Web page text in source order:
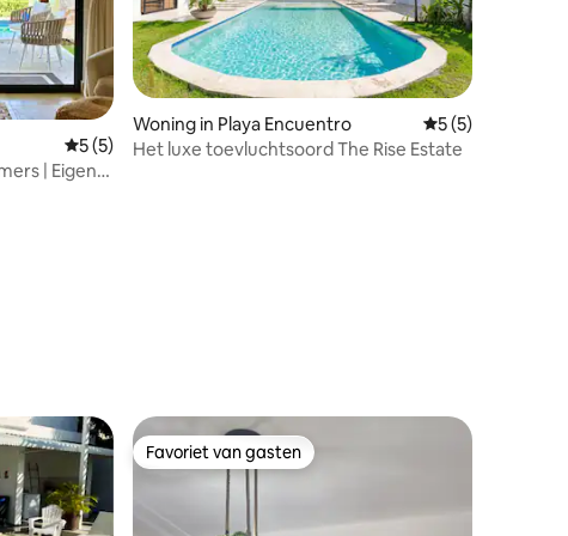
recensiesGemiddelde beoordeling van 5 op 5, 5 recensies
5 (5)
| Eigen
Woning in Playa Encuentro Gemiddelde
5 (5)
Het luxe toevluchtsoord The Rise Estate
Favoriet van gasten
Favoriet van gasten